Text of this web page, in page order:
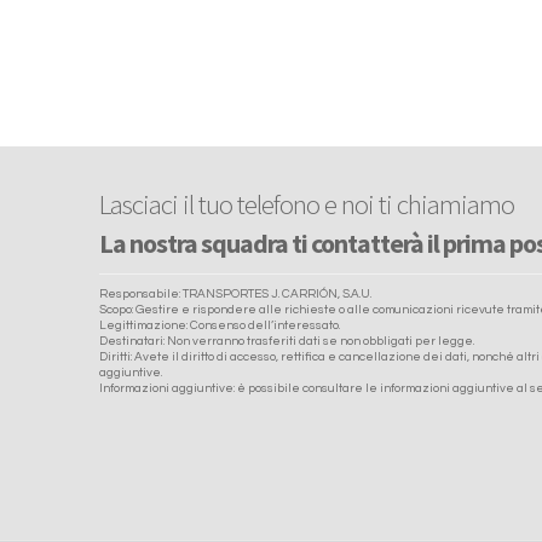
Lasciaci il tuo telefono e noi ti chiamiamo
La nostra squadra ti contatterà il prima
Responsabile: TRANSPORTES J. CARRIÓN, S.A.U.
Scopo: Gestire e rispondere alle richieste o alle comunicazioni ricevute
Legittimazione: Consenso dell’interessato.
Destinatari: Non verranno trasferiti dati se non obbligati per legge.
Diritti: Avete il diritto di accesso, rettifica e cancellazione dei dati, nonché
aggiuntive.
Informazioni aggiuntive: è possibile consultare le informazioni aggiuntive al